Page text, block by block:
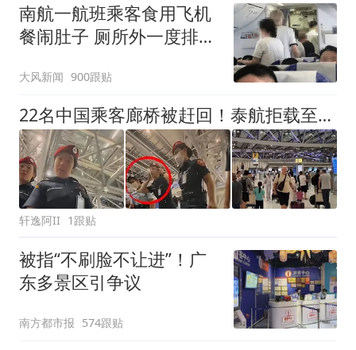
南航一航班乘客食用飞机
餐闹肚子 厕所外一度排长
大风新闻 900跟贴
22名中国乘客廊桥被赶回！泰航拒载至今沉默，官媒发声信号不简单
轩逸阿II 1跟贴
被指“不刷脸不让进”！广
东多景区引争议
南方都市报 574跟贴